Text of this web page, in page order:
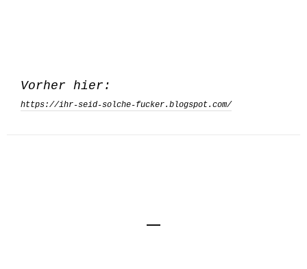
Vorher hier:
https://ihr-seid-solche-fucker.blogspot.com/